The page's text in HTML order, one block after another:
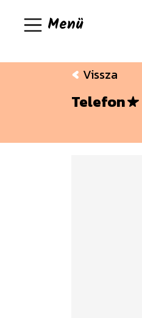
Menü
Vissza
Telefon